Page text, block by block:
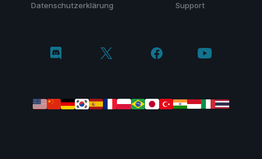
Datenschutzerklärung Support